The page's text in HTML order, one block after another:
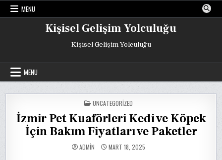
Skip
MENU
Kişisel Gelişim Yolculuğu
Kişisel Gelişim Yolculuğu
MENU
POSTED
IN
UNCATEGORIZED
İzmir Pet Kuaförleri Kedi ve Köpek
İçin Bakım Fiyatları ve Paketler
ADMIN MART 18, 2025